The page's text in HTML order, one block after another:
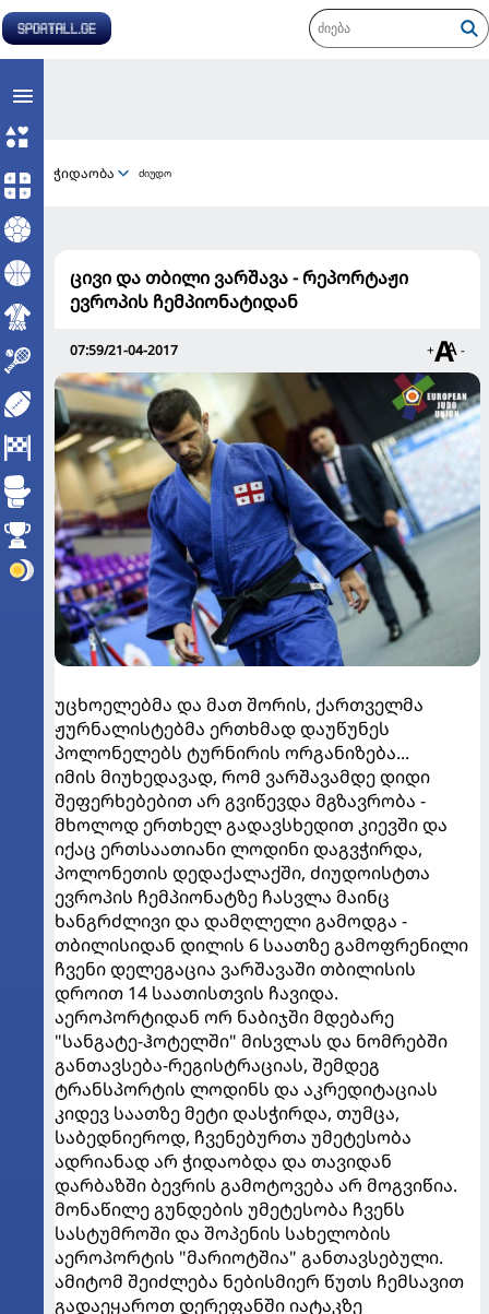
ჭიდაობა ძიუდო
ცივი და თბილი ვარშავა - რეპორტაჟი
ევროპის ჩემპიონატიდან
07:59/21-04-2017 + -
უცხოელებმა და მათ შორის, ქართველმა
ჟურნალისტებმა ერთხმად დაუწუნეს
პოლონელებს ტურნირის ორგანიზება...
იმის მიუხედავად, რომ ვარშავამდე დიდი
შეფერხებებით არ გვიწევდა მგზავრობა -
მხოლოდ ერთხელ გადავსხედით კიევში და
იქაც ერთსაათიანი ლოდინი დაგვჭირდა,
პოლონეთის დედაქალაქში, ძიუდოისტთა
ევროპის ჩემპიონატზე ჩასვლა მაინც
ხანგრძლივი და დამღლელი გამოდგა -
თბილისიდან დილის 6 საათზე გამოფრენილი
ჩვენი დელეგაცია ვარშავაში თბილისის
დროით 14 საათისთვის ჩავიდა.
აეროპორტიდან ორ ნაბიჯში მდებარე
"სანგატე-ჰოტელში" მისვლას და ნომრებში
განთავსება-რეგისტრაციას, შემდეგ
ტრანსპორტის ლოდინს და აკრედიტაციას
კიდევ საათზე მეტი დასჭირდა, თუმცა,
საბედნიეროდ, ჩვენებურთა უმეტესობა
ადრიანად არ ჭიდაობდა და თავიდან
დარბაზში ბევრის გამოტოვება არ მოგვიწია.
მონაწილე გუნდების უმეტესობა ჩვენს
სასტუმროში და შოპენის სახელობის
აეროპორტის "მარიოტშია" განთავსებული.
ამიტომ შეიძლება ნებისმიერ წუთს ჩემსავით
გადაეყაროთ დერეფანში იატაკზე